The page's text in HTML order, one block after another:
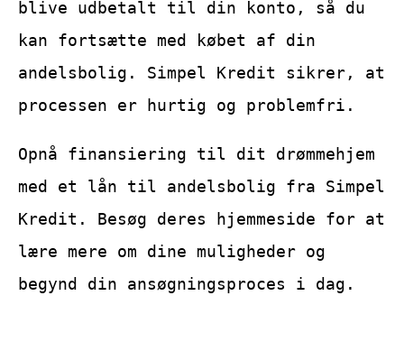
blive udbetalt til din konto, så du
kan fortsætte med købet af din
andelsbolig. Simpel Kredit sikrer, at
processen er hurtig og problemfri.
Opnå finansiering til dit drømmehjem
med et lån til andelsbolig fra Simpel
Kredit. Besøg deres hjemmeside for at
lære mere om dine muligheder og
begynd din ansøgningsproces i dag.